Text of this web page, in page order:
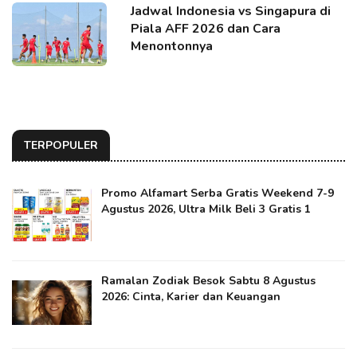
Jadwal Indonesia vs Singapura di
Piala AFF 2026 dan Cara
Menontonnya
TERPOPULER
Promo Alfamart Serba Gratis Weekend 7-9
Agustus 2026, Ultra Milk Beli 3 Gratis 1
Ramalan Zodiak Besok Sabtu 8 Agustus
2026: Cinta, Karier dan Keuangan